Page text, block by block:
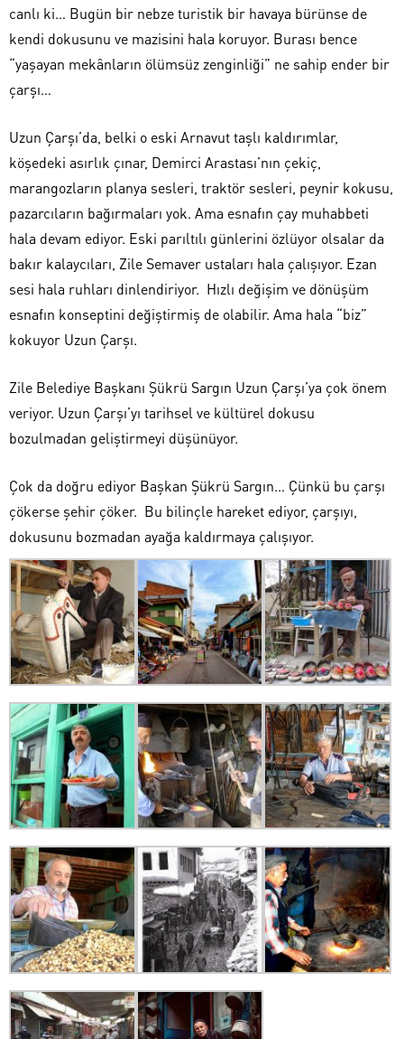
canlı ki… Bugün bir nebze turistik bir havaya bürünse de
kendi dokusunu ve mazisini hala koruyor. Burası bence
“yaşayan mekânların ölümsüz zenginliği” ne sahip ender bir
çarşı…
Uzun Çarşı’da, belki o eski Arnavut taşlı kaldırımlar,
köşedeki asırlık çınar, Demirci Arastası’nın çekiç,
marangozların planya sesleri, traktör sesleri, peynir kokusu,
pazarcıların bağırmaları yok. Ama esnafın çay muhabbeti
hala devam ediyor. Eski parıltılı günlerini özlüyor olsalar da
bakır kalaycıları, Zile Semaver ustaları hala çalışıyor. Ezan
sesi hala ruhları dinlendiriyor. Hızlı değişim ve dönüşüm
esnafın konseptini değiştirmiş de olabilir. Ama hala “biz”
kokuyor Uzun Çarşı.
Zile Belediye Başkanı Şükrü Sargın Uzun Çarşı’ya çok önem
veriyor. Uzun Çarşı’yı tarihsel ve kültürel dokusu
bozulmadan geliştirmeyi düşünüyor.
Çok da doğru ediyor Başkan Şükrü Sargın… Çünkü bu çarşı
çökerse şehir çöker. Bu bilinçle hareket ediyor, çarşıyı,
dokusunu bozmadan ayağa kaldırmaya çalışıyor.